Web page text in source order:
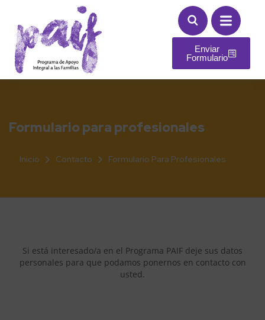
Enviar
Formulario
Formulario para profesionales
Inicio Contacto Formulario Para Profesionales
Si está interesado/a en el Programa PAIF deje sus datos
personales para que podamos ponernos en contacto con
usted.